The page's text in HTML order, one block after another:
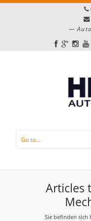
Articles
Sie befinden sich